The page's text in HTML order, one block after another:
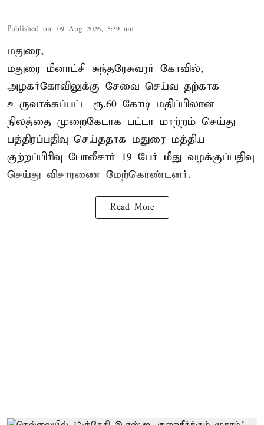
Published on: 09 Aug 2026, 3:39 am
மதுரை,
மதுரை மீனாட்சி சுந்தரேசுவரர் கோவில்,
அழகர்கோவிலுக்கு சேவை செய்வ தற்காக
உருவாக்கப்பட்ட ரூ.60 கோடி மதிப்பிலான
நிலத்தை முறைகேடாக பட்டா மாற்றம் செய்து
பத்திரப்பதிவு செய்ததாக மதுரை மத்திய
குற்றப்பிரிவு போலீசார் 19 பேர் மீது வழக்குப்பதிவு
செய்து விசாரணை மேற்கொண்டனர்.
Read More